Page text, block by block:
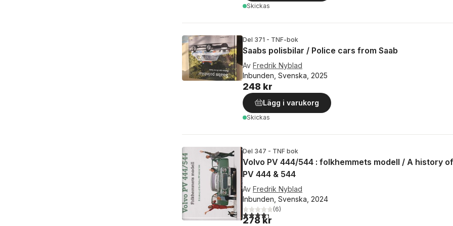
Skickas
Del 371 - TNF-bok
Saabs polisbilar / Police cars from Saab
Av Fredrik Nyblad
Inbunden, Svenska, 2025
248 kr
Lägg i varukorg
Skickas
Del 347 - TNF bok
Volvo PV 444/544 : folkhemmets modell / A history
PV 444 & 544
Av Fredrik Nyblad
Inbunden, Svenska, 2024
4,3utav 5 stjärnor. Totalt antal röster:
(6)
278 kr